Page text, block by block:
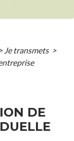
Je transmets >
DE